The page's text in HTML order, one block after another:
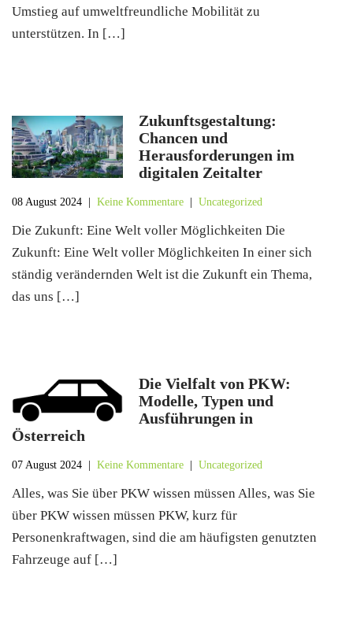
Umstieg auf umweltfreundliche Mobilität zu
unterstützen. In […]
Zukunftsgestaltung:
Chancen und
Herausforderungen im
digitalen Zeitalter
08 August 2024 Keine Kommentare Uncategorized
Die Zukunft: Eine Welt voller Möglichkeiten Die
Zukunft: Eine Welt voller Möglichkeiten In einer sich
ständig verändernden Welt ist die Zukunft ein Thema,
das uns […]
Die Vielfalt von PKW:
Modelle, Typen und
Ausführungen in
Österreich
07 August 2024 Keine Kommentare Uncategorized
Alles, was Sie über PKW wissen müssen Alles, was Sie
über PKW wissen müssen PKW, kurz für
Personenkraftwagen, sind die am häufigsten genutzten
Fahrzeuge auf […]